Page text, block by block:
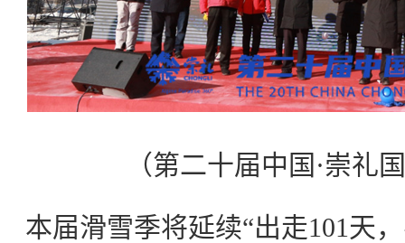
（第二十届中国·崇礼
本届滑雪季将延续“出走101天